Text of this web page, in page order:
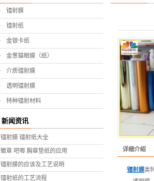
镭射膜
镭射纸
金银卡纸
金葱猫眼膜（纸）
介质镭射膜
透明镭射膜
特种镭射材料
新闻资讯
镭射膜 镭射纸大全
徽章 吧唧 胸章垫纸的应用
镭射膜的应该及工艺说明
镭射纸的工艺流程
详细介绍
镭射膜类